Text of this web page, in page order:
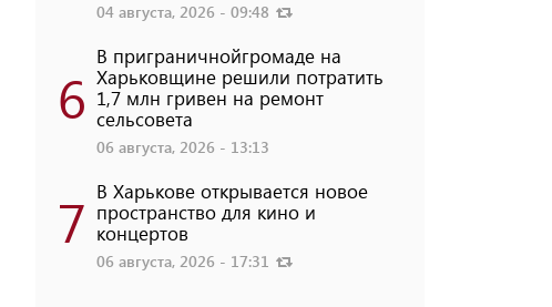
04 августа, 2026 - 09:48
6
В приграничнойгромаде на
Харьковщине решили потратить
1,7 млн ​​гривен на ремонт
сельсовета
06 августа, 2026 - 13:13
7 В Харькове открывается новое
пространство для кино и
концертов
06 августа, 2026 - 17:31